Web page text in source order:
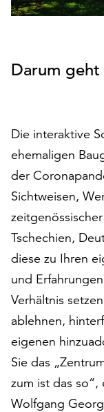
auf
um
alle
akzeptieren.
Sie
können
Ihr
Einverständnis
jederzeit
ändern
und
widerrufen.
steht
Ihnen
am
der
Seite
die
Schaltfläche
Darum
Die interaktive
ehemaligen
der
Sichtweisen,
Tschechien,
diese zu Ihren
und
Verhältnis
ablehnen,
eigenen
Sie das
zum ist das
Wolfgang